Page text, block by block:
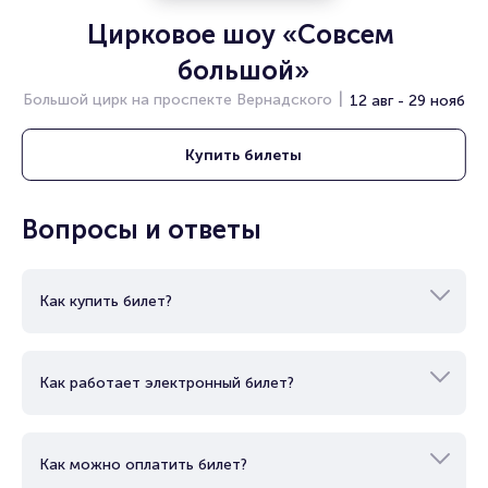
Цирковое шоу «Совсем
большой»
Большой цирк на проспекте Вернадского 12 авг - 29 нояб
Купить билеты
Вопросы и ответы
Как купить билет?
Как работает электронный билет?
Как можно оплатить билет?